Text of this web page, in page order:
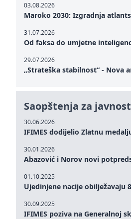
Saopštenja za javnost
30.06.2026
30.01.2026
01.10.2025
30.09.2025
03.08.2026
31.07.2026
29.07.2026